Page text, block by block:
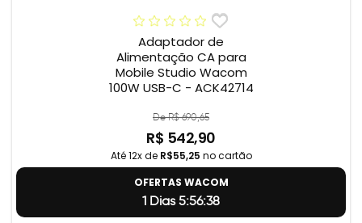
Adaptador de
Alimentação CA para
Mobile Studio Wacom
100W USB-C - ACK42714
De R$ 690,65
R$ 542,90
Até 12x de R$55,25 no cartão
OFERTAS WACOM
1 Dias 5:56:37